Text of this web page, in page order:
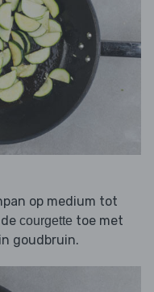
op medium tot
courgette toe met
goudbruin.